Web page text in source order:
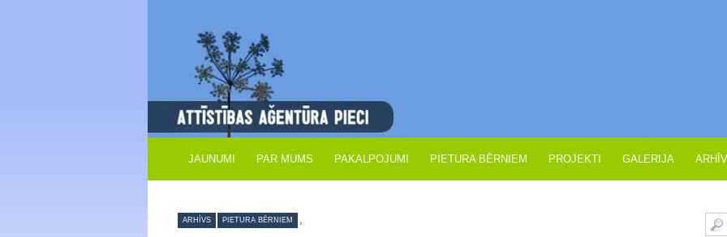
JAUNUMI PAR MUMS PAKALPOJUMI PIETURA BĒRNIEM PROJEKTI GALERIJA
ARHĪVS ,
PIETURA BĒRNIEM